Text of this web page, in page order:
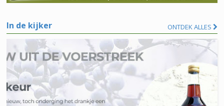
In de kijker ONTDEK ALLES